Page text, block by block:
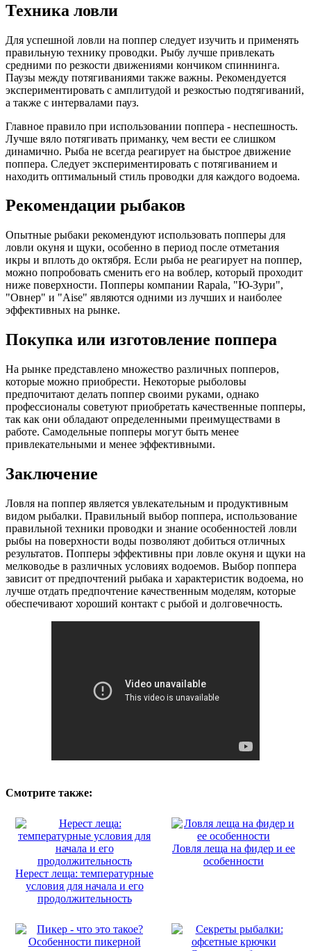
Техника ловли
Для успешной ловли на поппер следует изучить и применять
правильную технику проводки. Рыбу лучше привлекать
средними по резкости движениями кончиком спиннинга.
Паузы между потягиваниями также важны. Рекомендуется
экспериментировать с амплитудой и резкостью подтягиваний,
а также с интервалами пауз.
Главное правило при использовании поппера - неспешность.
Лучше вяло потягивать приманку, чем вести ее слишком
динамично. Рыба не всегда реагирует на быстрое движение
поппера. Следует экспериментировать с потягиванием и
находить оптимальный стиль проводки для каждого водоема.
Рекомендации рыбаков
Опытные рыбаки рекомендуют использовать попперы для
ловли окуня и щуки, особенно в период после отметания
икры и вплоть до октября. Если рыба не реагирует на поппер,
можно попробовать сменить его на воблер, который проходит
ниже поверхности. Попперы компании Rapala, "Ю-Зури",
"Овнер" и "Aise" являются одними из лучших и наиболее
эффективных на рынке.
Покупка или изготовление поппера
На рынке представлено множество различных попперов,
которые можно приобрести. Некоторые рыболовы
предпочитают делать поппер своими руками, однако
профессионалы советуют приобретать качественные попперы,
так как они обладают определенными преимуществами в
работе. Самодельные попперы могут быть менее
привлекательными и менее эффективными.
Заключение
Ловля на поппер является увлекательным и продуктивным
видом рыбалки. Правильный выбор поппера, использование
правильной техники проводки и знание особенностей ловли
рыбы на поверхности воды позволяют добиться отличных
результатов. Попперы эффективны при ловле окуня и щуки на
мелководье в различных условиях водоемов. Выбор поппера
зависит от предпочтений рыбака и характеристик водоема, но
лучше отдать предпочтение качественным моделям, которые
обеспечивают хороший контакт с рыбой и долговечность.
Смотрите также:
Нерест леща: температурные
условия для начала и его
продолжительность
Ловля леща на фидер и ее
особенности